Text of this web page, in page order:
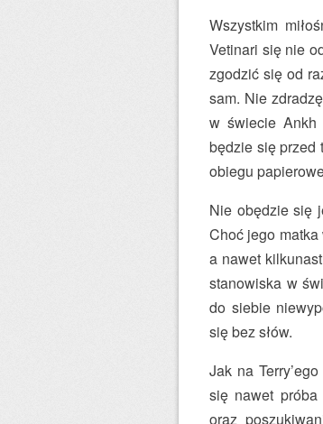
Wszystkim
Vetinari się nie
zgodzić się od
sam. Nie
w świecie Ankh
będzie się przed
obiegu
Nie obędzie się
Choć jego
a nawet
stanowiska w
do siebie
się bez słów.
Jak na
się nawet
oraz